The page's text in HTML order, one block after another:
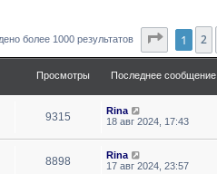
более 1000 результатов Страница
1 2
Просмотры Последнее сообщение
9315
Rina
18 авг 2024, 17:43
8898
Rina
17 авг 2024, 23:57